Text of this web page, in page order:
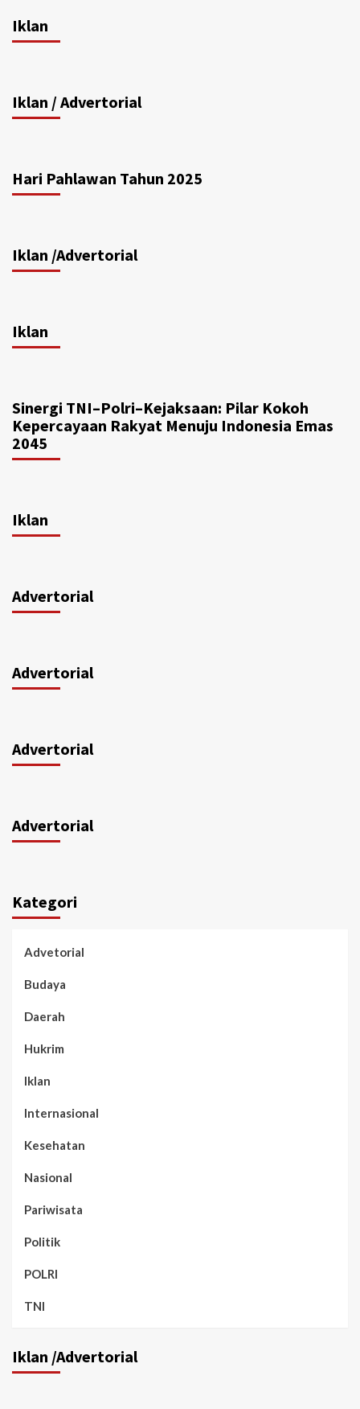
Iklan
Iklan / Advertorial
Hari Pahlawan Tahun 2025
Iklan /Advertorial
Iklan
Sinergi TNI–Polri–Kejaksaan: Pilar Kokoh
Kepercayaan Rakyat Menuju Indonesia Emas
2045
Iklan
Advertorial
Advertorial
Advertorial
Advertorial
Kategori
Advetorial
Budaya
Daerah
Hukrim
Iklan
Internasional
Kesehatan
Nasional
Pariwisata
Politik
POLRI
TNI
Iklan /Advertorial